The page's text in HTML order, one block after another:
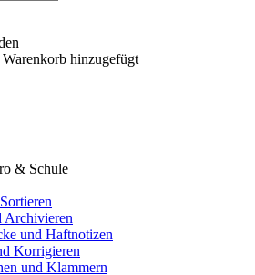
hinzugefügt
& Schule
Archivieren
und Haftnotizen
Korrigieren
und Klammern